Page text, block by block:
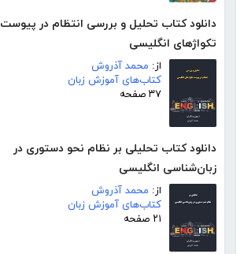
دانلود کتاب تحلیل و بررسی انتظام در پیوست
تکواژهای انگلیسی
از: محمد آذروش
کتاب‌های آموزش زبان
۳۷ صفحه
دانلود کتاب تحلیلی بر نظام نحو دستوری در
زبان‌شناسی انگلیسی
از: محمد آذروش
کتاب‌های آموزش زبان
۲۱ صفحه